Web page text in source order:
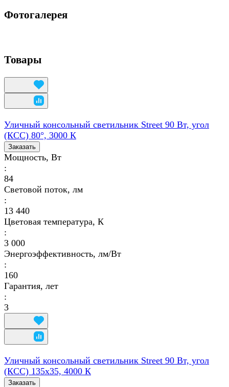
Фотогалерея
Товары
Уличный консольный светильник Street 90 Вт, угол
(КСС) 80°, 3000 К
Заказать
Мощность, Вт
:
84
Световой поток, лм
:
13 440
Цветовая температура, К
:
3 000
Энергоэффективность, лм/Вт
:
160
Гарантия, лет
:
3
Уличный консольный светильник Street 90 Вт, угол
(КСС) 135х35, 4000 К
Заказать